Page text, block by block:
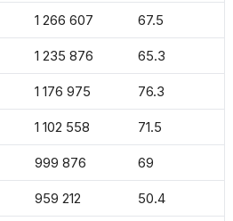
1 266 607 67.5
1 235 876 65.3
1 176 975 76.3
1 102 558 71.5
999 876 69
959 212 50.4